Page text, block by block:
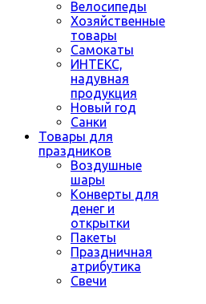
Велосипеды
Хозяйственные
товары
Самокаты
ИНТЕКС,
надувная
продукция
Новый год
Санки
Товары для
праздников
Воздушные
шары
Конверты для
денег и
открытки
Пакеты
Праздничная
атрибутика
Свечи